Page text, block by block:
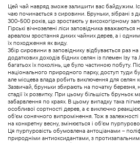
Цей чай навряд зможе залишити вас байдужим.
чаю починається з сировини. Бруньки, зібрані з
300-500 років, що зростають у високогірному
Гірські вічнозелені ліси заповідника
ареалом зростання диких чайних дерев, а і
їх походження як виду.
Збір сировини в заповіднику відбувається раз на
додаткових доходів бідних селян із племен Ізу та
багатьох їх поколінь, це було частиною побуту.
національного природного парку, доступ туди
але місцева влада робить виключення для селян
Зазвичай, бруньки збирають на початку березня,
стадії їх розвитку. При цьому більшість бруньок
забарвлення по краях. В цьому випадку така
особливої сортності дерев, а є виключно
об’єм сонячного випромінення. Тож в
на конкретну весну, змінюється і об’єм
Ця пурпуровість обумовлена антоціанами –
природніми антиоксидантами, з